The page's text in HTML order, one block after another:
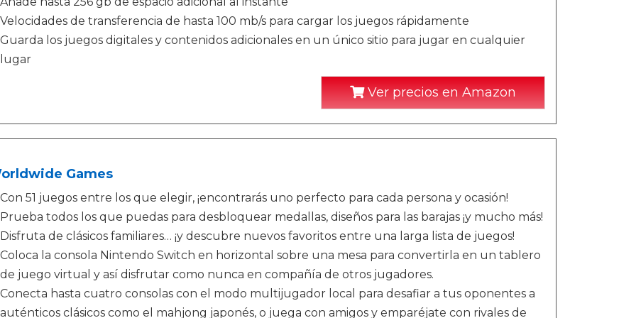
Velocidades de transferencia de hasta 100 mb/s para cargar los juegos rápidamente
Guarda los juegos digitales y contenidos adicionales en un único sitio para jugar en cualquier
lugar
Ver precios en Amazon
Games
Con 51 juegos entre los que elegir, ¡encontrarás uno perfecto para cada persona y ocasión!
Prueba todos los que puedas para desbloquear medallas, diseños para las barajas ¡y mucho más!
Disfruta de clásicos familiares… ¡y descubre nuevos favoritos entre una larga lista de juegos!
Coloca la consola Nintendo Switch en horizontal sobre una mesa para convertirla en un tablero
de juego virtual y así disfrutar como nunca en compañía de otros jugadores.
Conecta hasta cuatro consolas con el modo multijugador local para desafiar a tus oponentes a
auténticos clásicos como el mahjong japonés, o juega con amigos y emparéjate con rivales de